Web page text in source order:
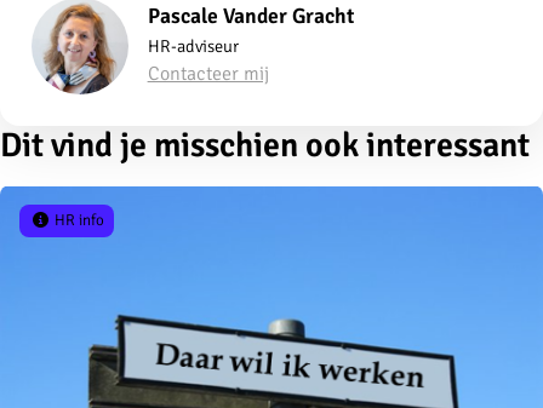
Pascale Vander Gracht
HR-adviseur
Contacteer mij
Dit vind je misschien ook interessant
HR info